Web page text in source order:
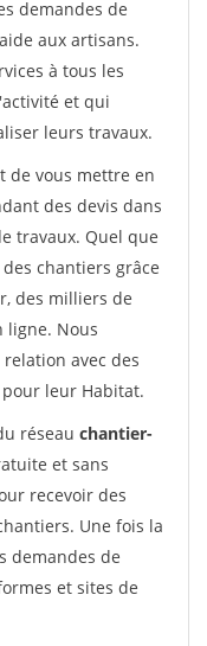
demandes de
aux artisans.
à tous les
et qui
leurs travaux.
de vous mettre en
des devis dans
travaux. Quel que
chantiers grâce
des milliers de
ligne. Nous
avec des
leur Habitat.
réseau chantier-
et sans
recevoir des
Une fois la
demandes de
et sites de